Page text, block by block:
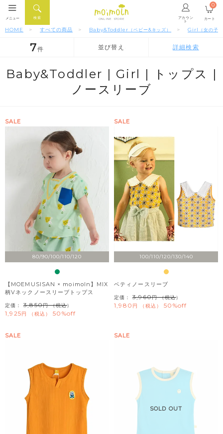
ONLINE STORE アカウン
ト
検索
メニュー カート
0
HOME すべての商品 Baby&Toddler （ベビー&キッズ） Girl （女の子）
並び替え
価格が安い順
7件 詳細検索
Baby&Toddler | Girl |
トップス |
ノースリーブ
80/90/100/110/120
SALE
【MOEMUSISAN × moimoln】MIX
柄Vネックノースリーブトップス
定価： 3,850 （税込）
1,925 税込 50%off
100/110/120/130/140
SALE
ベティノースリーブ
定価： 3,960 （税込）
1,980 税込 50%off
SALE
SOLD OUT
SALE